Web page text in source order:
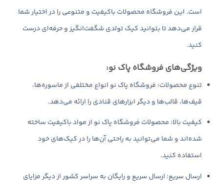
است. این فروشگاه محصولات باکیفیت و متنوعی را در اختیار شما
قرار می‌دهد تا بتوانید کیک تولدی شگفت‌انگیز و حرفه‌ای درست
کنید.
ویژگی‌های فروشگاه پاک نو:
تنوع محصولات: فروشگاه پاک نو انواع مختلفی از ماسوره‌ها،
قیف‌ها، قالب‌ها و دیگر ابزارهای قنادی را ارائه می‌دهد.
کیفیت بالا: محصولات فروشگاه پاک نو از مواد باکیفیت ساخته
شده‌اند و شما می‌توانید به راحتی آن‌ها را در کیک‌های خود
استفاده کنید.
ارسال سریع: ارسال سریع و رایگان به سراسر کشور از دیگر مزایای